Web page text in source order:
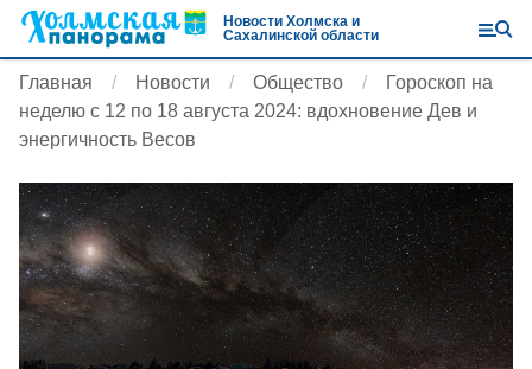
Новости Холмска и
Сахалинской области
Главная Новости Общество
Гороскоп на
неделю с 12 по 18 августа 2024: вдохновение Дев и
энергичность Весов